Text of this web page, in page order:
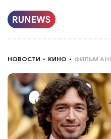
РУБРИКИ
НАС
НОВОСТИ КИНО ФИЛЬМ